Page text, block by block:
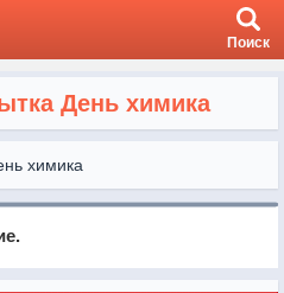
Поиск
День химика
химика